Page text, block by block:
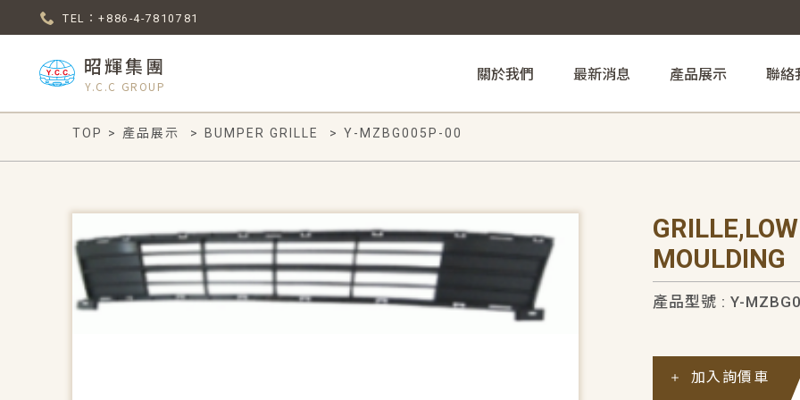
TEL：+886-4-7810781
昭輝集團
Y.C.C GROUP
關於我們 最新消息 產品展示 聯絡
TOP > 產品展示 > BUMPER GRILLE > Y-MZBG005P-00
MOULDING
產品型號 : Y-
加入詢價車